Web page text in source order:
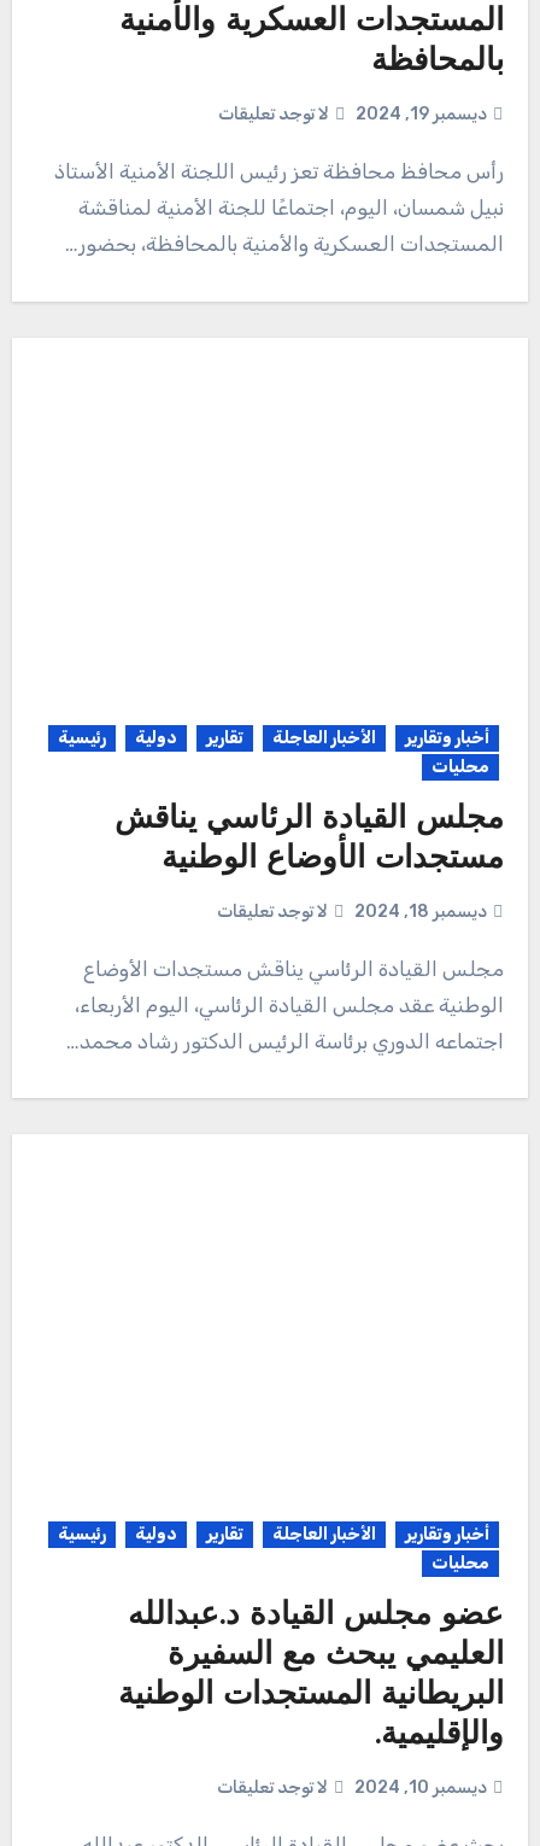
المستجدات العسكرية والأمنية
بالمحافظة
ديسمبر 19, 2024 لا توجد تعليقات
رأس محافظ محافظة تعز رئيس اللجنة الأمنية الأستاذ
نبيل شمسان، اليوم، اجتماعًا للجنة الأمنية لمناقشة
المستجدات العسكرية والأمنية بالمحافظة، بحضور…
أخبار وتقارير الأخبار العاجلة تقارير دولية
رئيسية
محليات
مجلس القيادة الرئاسي يناقش
مستجدات الأوضاع الوطنية
ديسمبر 18, 2024 لا توجد تعليقات
مجلس القيادة الرئاسي يناقش مستجدات الأوضاع
الوطنية عقد مجلس القيادة الرئاسي، اليوم الأربعاء،
اجتماعه الدوري برئاسة الرئيس الدكتور رشاد محمد…
أخبار وتقارير الأخبار العاجلة تقارير دولية
رئيسية
محليات
عضو مجلس القيادة د.عبدالله
العليمي يبحث مع السفيرة
البريطانية المستجدات الوطنية
والإقليمية.
ديسمبر 10, 2024 لا توجد تعليقات